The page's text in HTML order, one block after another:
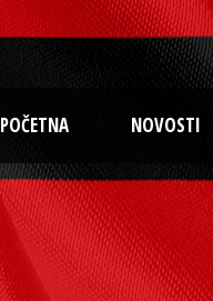
POČETNA NOVOSTI